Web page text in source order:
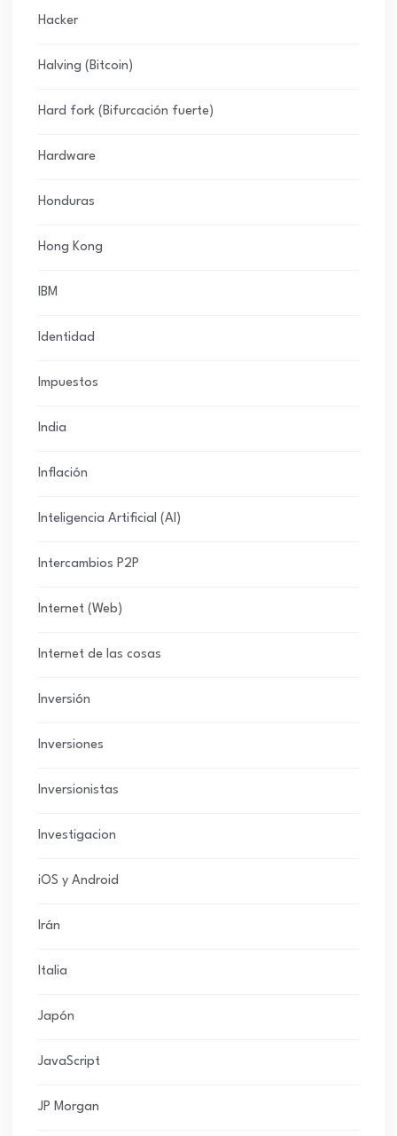
Hacker
Halving (Bitcoin)
Hard fork (Bifurcación fuerte)
Hardware
Honduras
Hong Kong
IBM
Identidad
Impuestos
India
Inflación
Inteligencia Artificial (AI)
Intercambios P2P
Internet (Web)
Internet de las cosas
Inversión
Inversiones
Inversionistas
Investigacion
iOS y Android
Irán
Italia
Japón
JavaScript
JP Morgan